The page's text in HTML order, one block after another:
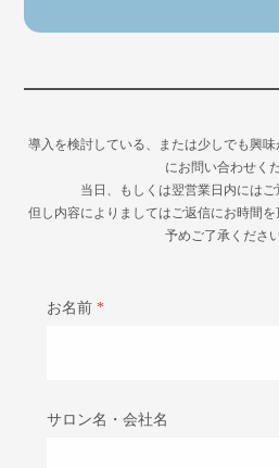
導入を検討している、または少しでも興
にお問い合わせく
当日、もしくは翌営業日内にはご
但し内容によりましてはご返信にお時間
予めご了承くださ
お名前 *
サロン名・会社名